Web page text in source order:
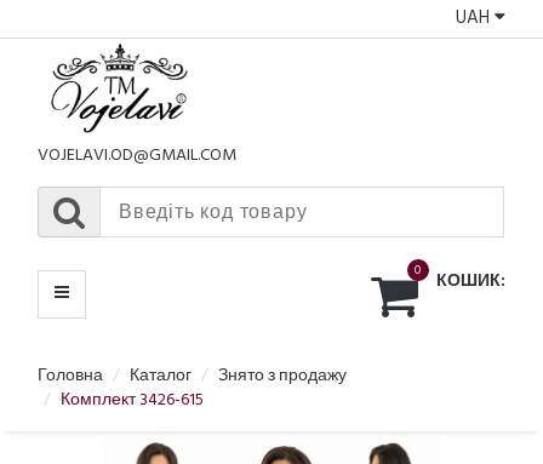
UAH
VOJELAVI.OD@GMAIL.COM
0 КОШИК:
МЕНЮ
Головна Каталог
Знято з продажу
Комплект 3426-615